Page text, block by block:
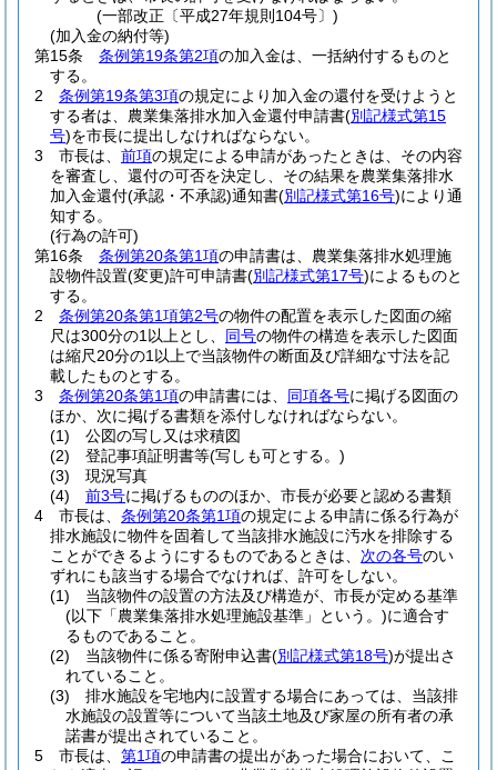
(一部改正〔平成27年規則104号〕)
(加入金の納付等)
第15条
条例第19条第2項の加入金は、一括納付するものと
する。
2
条例第19条第3項の規定により加入金の還付を受けようと
する者は、農業集落排水加入金還付申請書(別記様式第15
号)を市長に提出しなければならない。
3
市長は、 前項の規定による申請があったときは、その内容
を審査し、還付の可否を決定し、その結果を農業集落排水
加入金還付(承認・不承認)通知書(別記様式第16号)により通
知する。
(行為の許可)
第16条
条例第20条第1項の申請書は、農業集落排水処理施
設物件設置(変更)許可申請書(別記様式第17号)によるものと
する。
2
条例第20条第1項第2号の物件の配置を表示した図面の縮
尺は300分の1以上とし、 同号の物件の構造を表示した図面
は縮尺20分の1以上で当該物件の断面及び詳細な寸法を記
載したものとする。
3
条例第20条第1項の申請書には、 同項各号に掲げる図面の
ほか、次に掲げる書類を添付しなければならない。
(1)
公図の写し又は求積図
(2)
登記事項証明書等(写しも可とする。)
(3)
現況写真
(4)
前3号に掲げるもののほか、市長が必要と認める書類
4
市長は、 条例第20条第1項の規定による申請に係る行為が
排水施設に物件を固着して当該排水施設に汚水を排除する
ことができるようにするものであるときは、 次の各号のい
ずれにも該当する場合でなければ、許可をしない。
(1)
当該物件の設置の方法及び構造が、市長が定める基準
(以下「農業集落排水処理施設基準」という。)に適合す
るものであること。
(2)
当該物件に係る寄附申込書(別記様式第18号)が提出さ
れていること。
(3)
排水施設を宅地内に設置する場合にあっては、当該排
水施設の設置等について当該土地及び家屋の所有者の承
諾書が提出されていること。
5
市長は、 第1項の申請書の提出があった場合において、こ